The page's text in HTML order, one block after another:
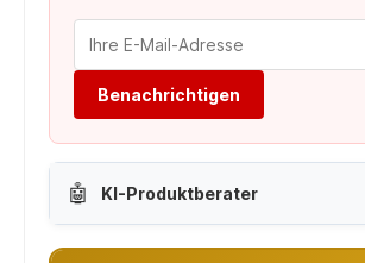
Benachrichtigen
🤖 KI-Produktberater